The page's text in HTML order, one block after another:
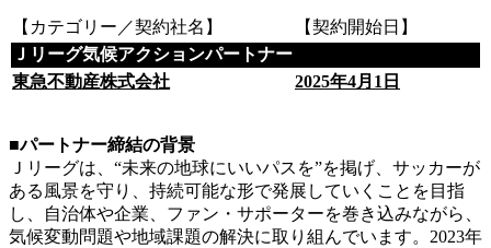
【カテゴリー／契約社名】
【契約開始日】
Ｊリーグ気候アクションパートナー
東急不動産株式会社
2025年4月1日
■パートナー締結の背景
Ｊリーグは、“未来の地球にいいパスを”を掲げ、サッカーが
ある風景を守り、持続可能な形で発展していくことを目指
し、自治体や企業、ファン・サポーターを巻き込みながら、
気候変動問題や地域課題の解決に取り組んでいます。2023年